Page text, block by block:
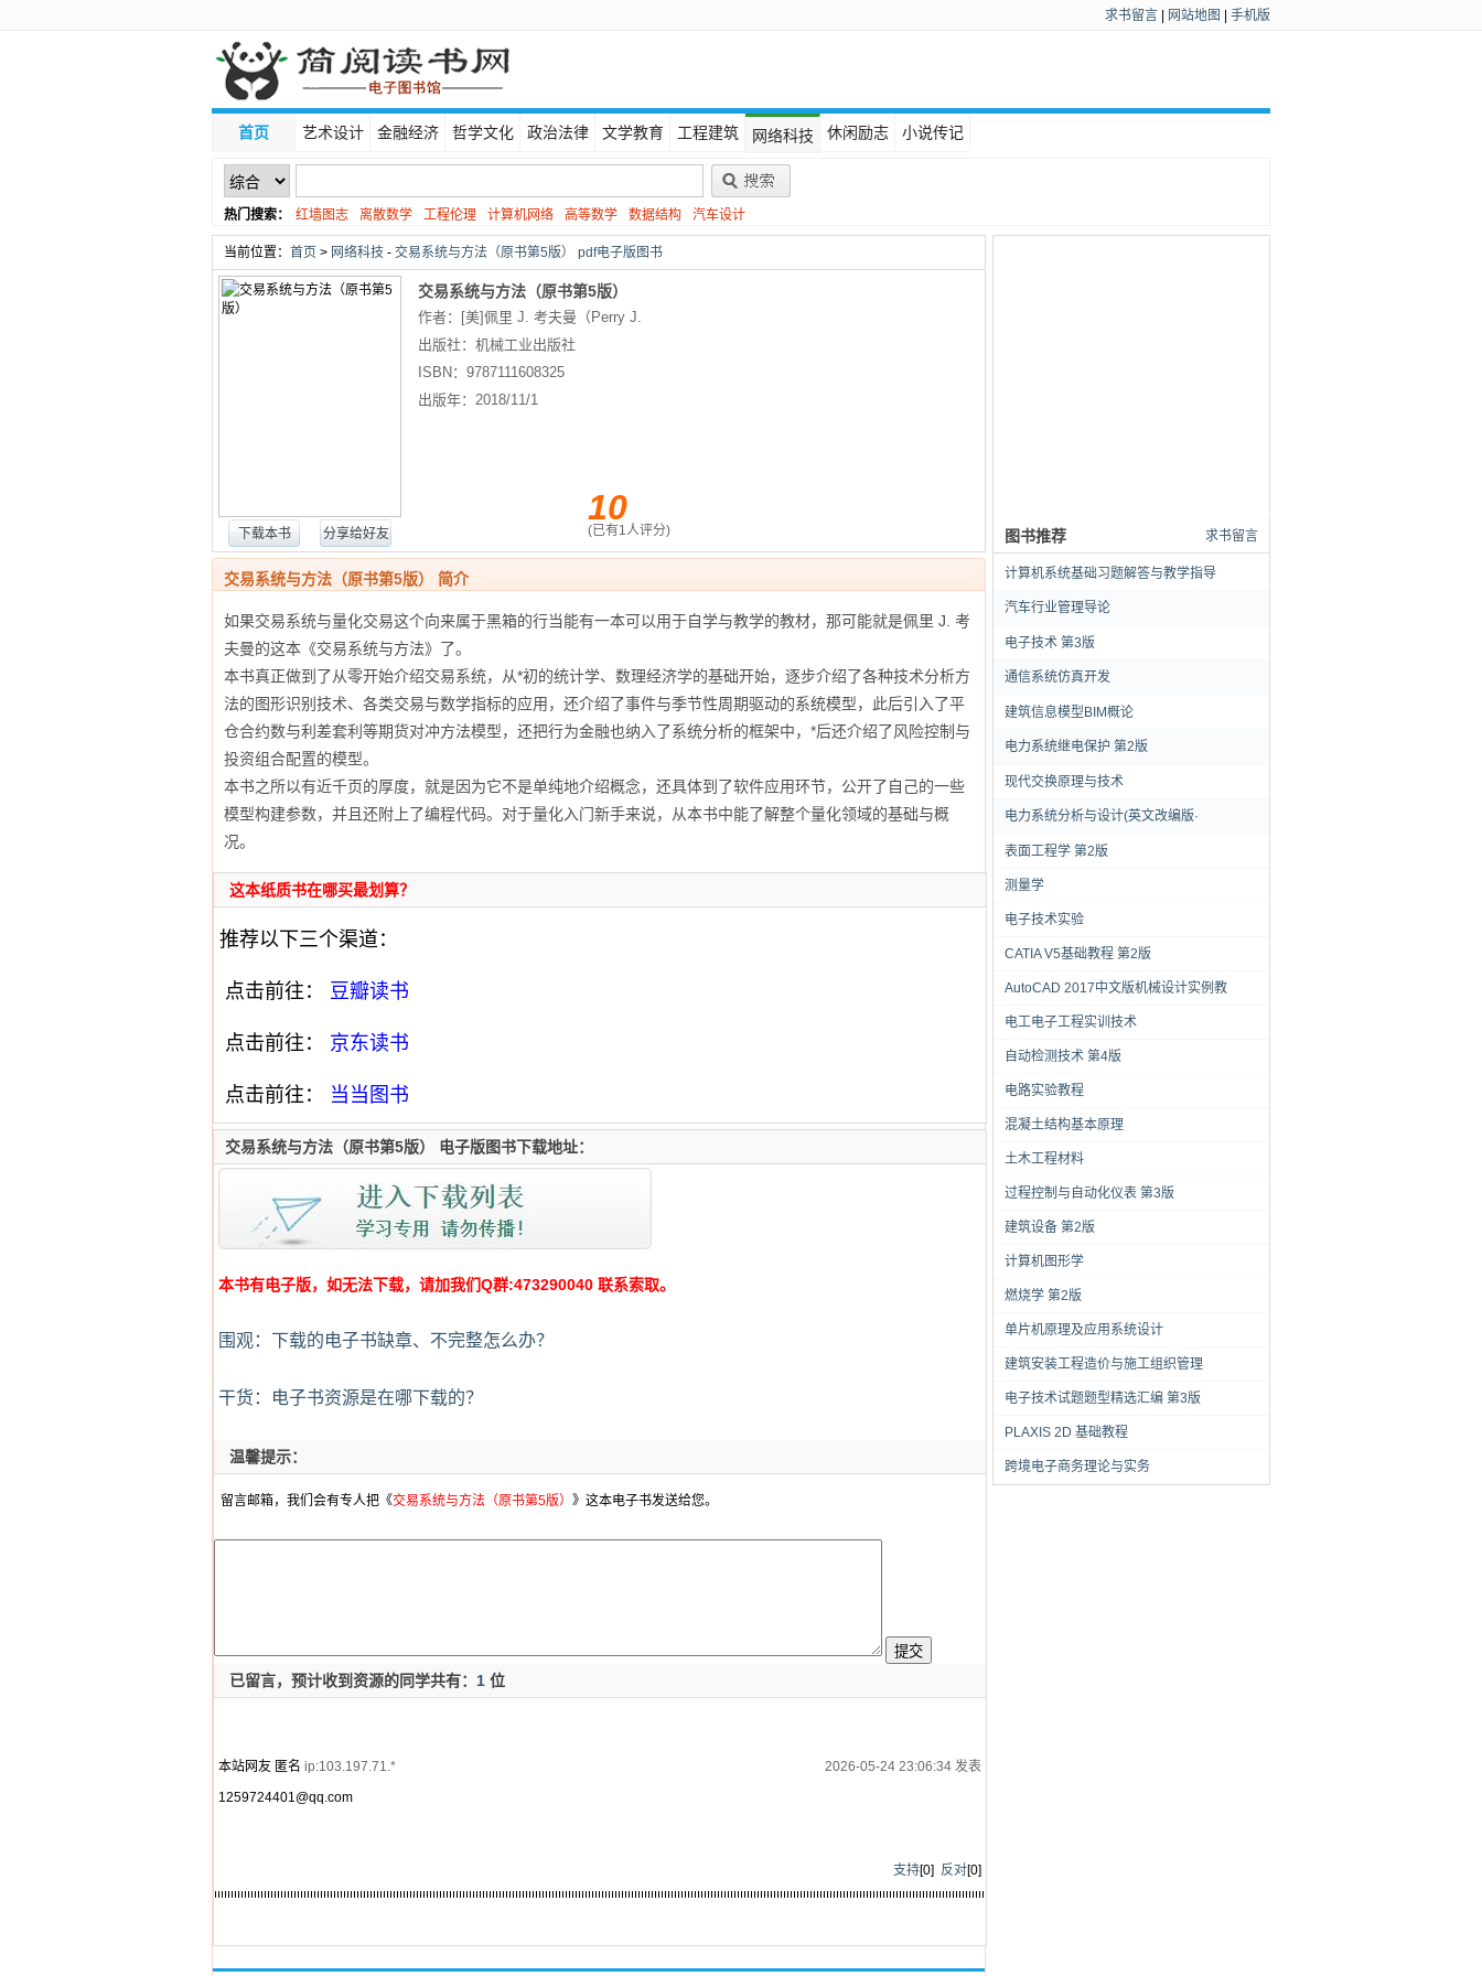
求书留言 网站地图 手机版
首页 艺术设计 金融经济 哲学文化 政治法律 文学教育 工程建筑 网络科技 休闲励志 小说传记
热门搜索： 红墙图志 离散数学 工程伦理 计算机网络 高等数学 数据结构
汽车设计
线性代数
当前位置： 首页 > 网络科技 - 交易系统与方法（原书第5版） pdf电子版图书
下载本书 分享给好友
交易系统与方法（原书第5版）
作者：[美]佩里 J. 考夫曼（Perry J.
Kaufman）
出版社： 机械工业出版社
ISBN： 9787111608325
出版年： 2018/11/1
10
(已有1人评分) 求书留言
图书推荐
计算机系统基础习题解答与教学指导
汽车行业管理导论
电子技术 第3版
通信系统仿真开发
建筑信息模型BIM概论
电力系统继电保护 第2版
现代交换原理与技术
电力系统分析与设计(英文改编版·
表面工程学 第2版
测量学
电子技术实验
CATIA V5基础教程 第2版
AutoCAD 2017中文版机械设计实例教
电工电子工程实训技术
自动检测技术 第4版
电路实验教程
混凝土结构基本原理
土木工程材料
过程控制与自动化仪表 第3版
建筑设备 第2版
计算机图形学
燃烧学 第2版
单片机原理及应用系统设计
建筑安装工程造价与施工组织管理
电子技术试题题型精选汇编 第3版
PLAXIS 2D 基础教程
跨境电子商务理论与实务
交易系统与方法（原书第5版） 简介
如果交易系统与量化交易这个向来属于黑箱的行当能有一本可以用于自学与教学的教材，那可能就是佩里 J. 考
夫曼的这本《交易系统与方法》了。
本书真正做到了从零开始介绍交易系统，从*初的统计学、数理经济学的基础开始，逐步介绍了各种技术分析方
法的图形识别技术、各类交易与数学指标的应用，还介绍了事件与季节性周期驱动的系统模型，此后引入了平
仓合约数与利差套利等期货对冲方法模型，还把行为金融也纳入了系统分析的框架中，*后还介绍了风险控制与
投资组合配置的模型。
本书之所以有近千页的厚度，就是因为它不是单纯地介绍概念，还具体到了软件应用环节，公开了自己的一些
模型构建参数，并且还附上了编程代码。对于量化入门新手来说，从本书中能了解整个量化领域的基础与概
况。
这本纸质书在哪买最划算？
推荐以下三个渠道：
点击前往： 豆瓣读书
点击前往： 京东读书
点击前往： 当当图书
交易系统与方法（原书第5版） 电子版图书下载地址：
本书有电子版，如无法下载，请加我们Q群:473290040 联系索取。
围观：下载的电子书缺章、不完整怎么办？
干货：电子书资源是在哪下载的？
温馨提示：
留言邮箱，我们会有专人把《交易系统与方法（原书第5版） 》这本电子书发送给您。
已留言，预计收到资源的同学共有： 1 位
本站网友 匿名 ip:103.197.71.*
2026-05-24 23:06:34 发表
1259724401@qq.com
支持[0] 反对[0]